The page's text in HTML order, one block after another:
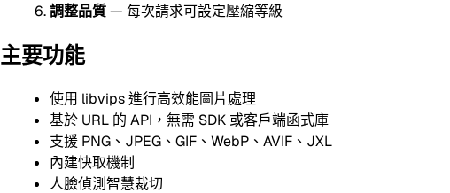
調整品質— 每次請求可設定壓縮等級
主要功能
使用 libvips 進行高效能圖片處理
基於 URL 的 API，無需 SDK 或客戶端函式庫
支援 PNG、JPEG、GIF、WebP、AVIF、JXL
內建快取機制
人臉偵測智慧裁切